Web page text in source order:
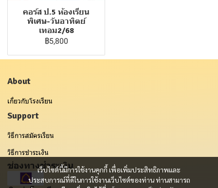
คอร์ส ป.5 ห้องเรียน
พิเศษ-วันอาทิตย์
เทอม2/68
฿5,800
เว็บไซต์นี้มีการใช้งานคุกกี้ เพื่อเพิ่มประสิทธิภาพและ
ประสบการณ์ที่ดีในการใช้งานเว็บไซต์ของท่าน ท่านสามารถ
About
เกี่ยวกับโรงเรียน
Support
วิธีการสมัครเรียน
วิธีการชำระเงิน
ช่องทางชำระเงิน